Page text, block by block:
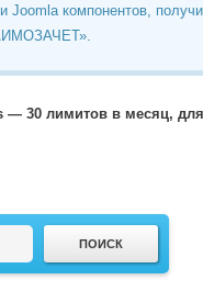
Joomla компонентов,
— 30 лимитов в месяц,